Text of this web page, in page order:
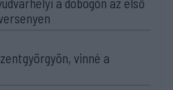
a dobogón az első
vinné a